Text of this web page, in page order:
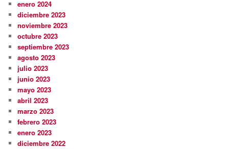
enero 2024
diciembre 2023
noviembre 2023
octubre 2023
septiembre 2023
agosto 2023
julio 2023
junio 2023
mayo 2023
abril 2023
marzo 2023
febrero 2023
enero 2023
diciembre 2022